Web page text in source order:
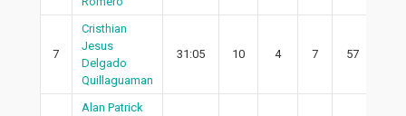
7
Cristhian
Jesus
Delgado
Quillaguaman
31:05 10 4 7 57
Alan Patrick